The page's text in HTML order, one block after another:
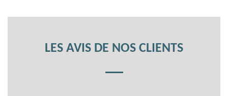
LES AVIS DE NOS CLIENTS